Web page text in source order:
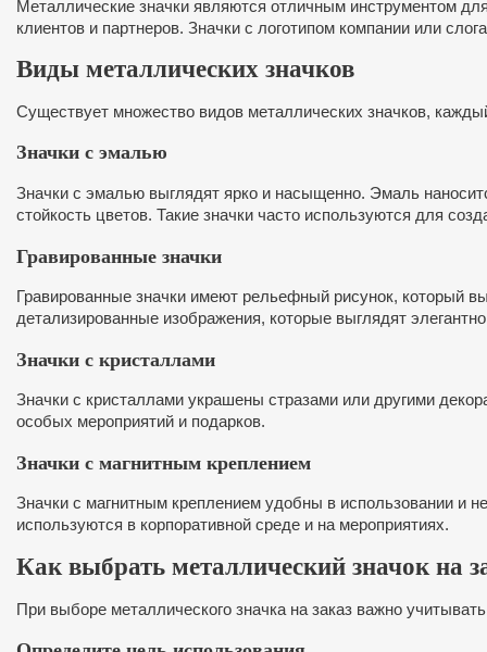
Металлические значки являются отличным инструментом
клиентов и партнеров. Значки с логотипом компании или
Виды металлических значков
Существует множество видов металлических значков,
Значки с эмалью
Значки с эмалью выглядят ярко и насыщенно. Эмаль
стойкость цветов. Такие значки часто используются для
Гравированные значки
Гравированные значки имеют рельефный рисунок, который
детализированные изображения, которые выглядят
Значки с кристаллами
Значки с кристаллами украшены стразами или другими
особых мероприятий и подарков.
Значки с магнитным креплением
Значки с магнитным креплением удобны в использовании и
используются в корпоративной среде и на мероприятиях.
Как выбрать металлический значок на
При выборе металлического значка на заказ важно